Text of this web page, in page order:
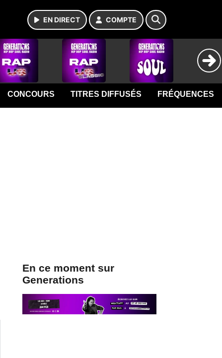
EN DIRECT COMPTE
CONCOURS TITRES DIFFUSÉS FRÉQUENCES
En ce moment sur
Generations